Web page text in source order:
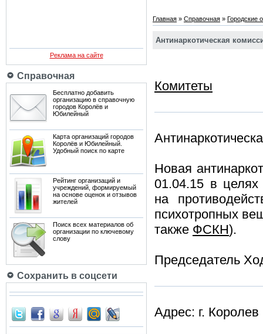
Реклама на сайте
Справочная
Бесплатно добавить
организацию в справочную
городов Королёв и
Юбилейный
Карта организаций городов
Королёв и Юбилейный.
Удобный поиск по карте
Рейтинг организаций и
учреждений, формируемый
на основе оценок и отзывов
жителей
Поиск всех материалов об
организации по ключевому
слову
Сохранить в соцсети
Главная » Справочная » Городские
Антинаркотическая
Комитеты
Новая
01.04.15 в
на
психотропных
также ФСКН).
Председатель
Адрес: г. Королев